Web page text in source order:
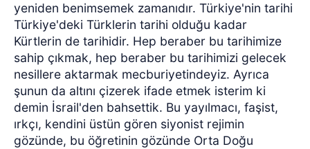
yeniden benimsemek zamanıdır. Türkiye'nin tarihi
Türkiye'deki Türklerin tarihi olduğu kadar
Kürtlerin de tarihidir. Hep beraber bu tarihimize
sahip çıkmak, hep beraber bu tarihimizi gelecek
nesillere aktarmak mecburiyetindeyiz. Ayrıca
şunun da altını çizerek ifade etmek isterim ki
demin İsrail'den bahsettik. Bu yayılmacı, faşist,
ırkçı, kendini üstün gören siyonist rejimin
gözünde, bu öğretinin gözünde Orta Doğu